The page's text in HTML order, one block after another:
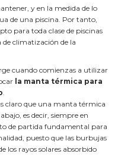
y en la medida de lo
de una piscina. Por tanto,
para toda clase de piscinas
climatización de la
cuando comienzas a utilizar
la manta térmica para
.
claro que una manta térmica
es decir, siempre en
de partida fundamental para
puesto que las burbujas
los rayos solares absorbido